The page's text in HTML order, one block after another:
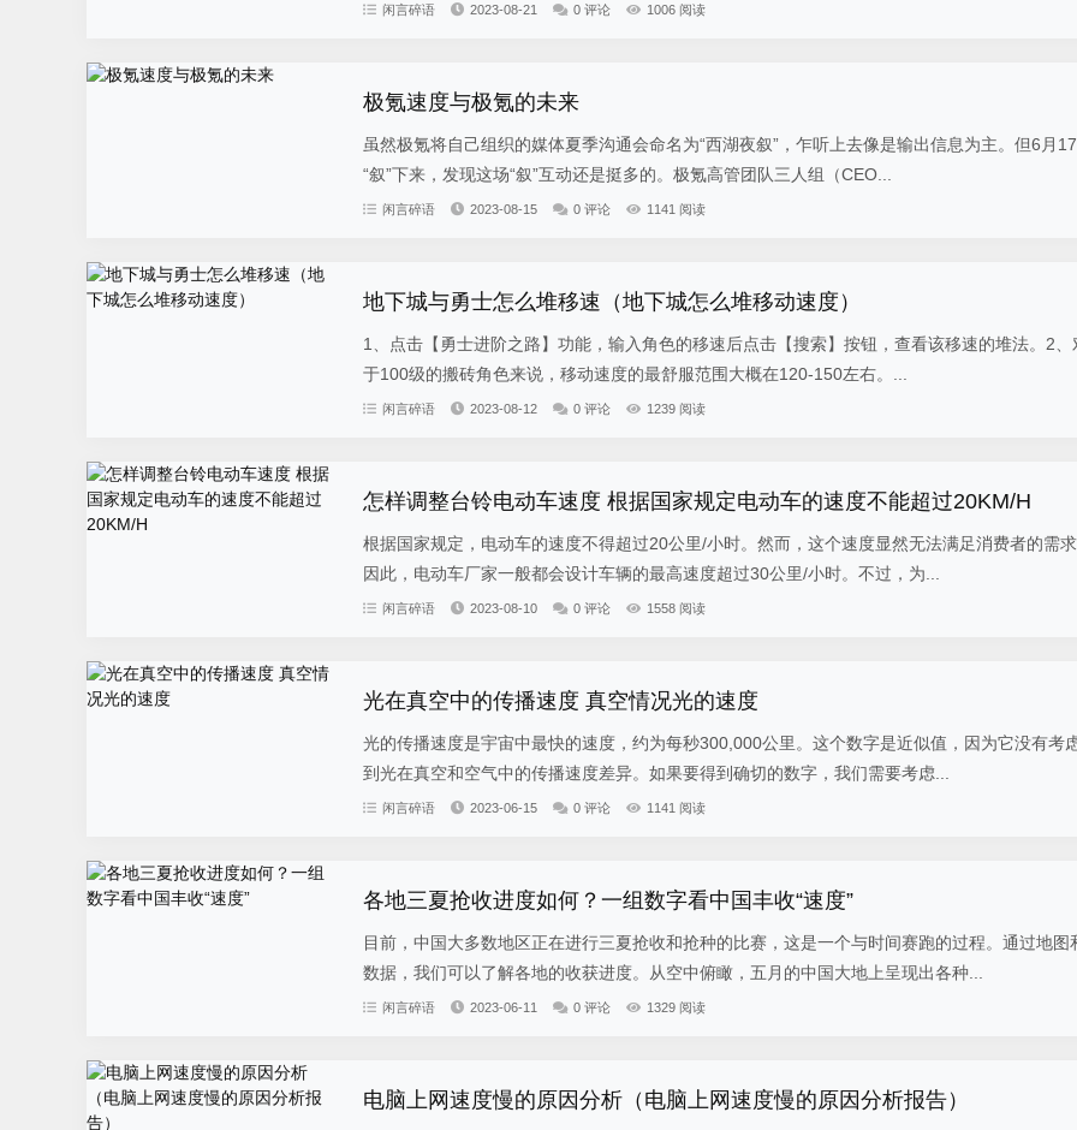
闲言碎语 2023-08-21 0 评论 1006 阅读
极氪速度与极氪的未来
虽然极氪将自己组织的媒体夏季沟通会命名为“西湖夜叙”，乍听上去像是输出信息为主。但6月
“叙”下来，发现这场“叙”互动还是挺多的。极氪高管团队三人组（CEO...
闲言碎语 2023-08-15 0 评论 1141 阅读
地下城与勇士怎么堆移速（地下城怎么堆移动速度）
1、点击【勇士进阶之路】功能，输入角色的移速后点击【搜索】按钮，查看该移速的堆法。2、
于100级的搬砖角色来说，移动速度的最舒服范围大概在120-150左右。...
闲言碎语 2023-08-12 0 评论 1239 阅读
怎样调整台铃电动车速度 根据国家规定电动车的速度不能超过20KM/H
根据国家规定，电动车的速度不得超过20公里/小时。然而，这个速度显然无法满足消费者的需
因此，电动车厂家一般都会设计车辆的最高速度超过30公里/小时。不过，为...
闲言碎语 2023-08-10 0 评论 1558 阅读
光在真空中的传播速度 真空情况光的速度
光的传播速度是宇宙中最快的速度，约为每秒300,000公里。这个数字是近似值，因为它没有考
到光在真空和空气中的传播速度差异。如果要得到确切的数字，我们需要考虑...
闲言碎语 2023-06-15 0 评论 1141 阅读
各地三夏抢收进度如何？一组数字看中国丰收“速度”
目前，中国大多数地区正在进行三夏抢收和抢种的比赛，这是一个与时间赛跑的过程。通过地图
数据，我们可以了解各地的收获进度。从空中俯瞰，五月的中国大地上呈现出各种...
闲言碎语 2023-06-11 0 评论 1329 阅读
电脑上网速度慢的原因分析（电脑上网速度慢的原因分析报告）